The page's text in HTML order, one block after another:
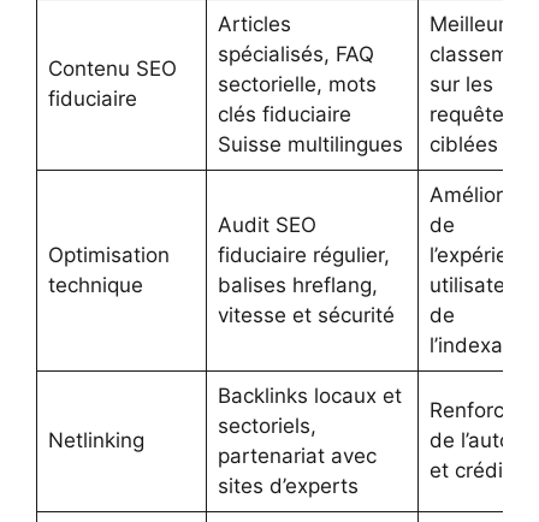
Contenu SEO
fiduciaire
Articles
spécialisés, FAQ
sectorielle, mots
clés fiduciaire
Suisse multilingues
Meilleur
classement
sur les
requêtes
ciblées
Optimisation
technique
Audit SEO
fiduciaire régulier,
balises hreflang,
vitesse et sécurité
de
utilisateur
de
l’indexation
Netlinking
Backlinks locaux et
sectoriels,
partenariat avec
sites d’experts
de
et